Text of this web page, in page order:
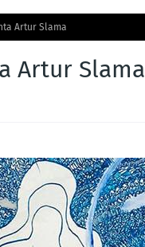
Artur Slama
Artur Slama